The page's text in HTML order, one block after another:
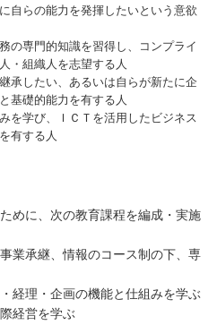
自らの能力を発揮したいという意欲
の専門的知識を習得し、コンプライ
・組織人を志望する人
承したい、あるいは自らが新たに企
基礎的能力を有する人
を学び、ＩＣＴを活用したビジネス
有する人
めに、次の教育課程を編成・実施
業承継、情報のコース制の下、専
経理・企画の機能と仕組みを学ぶ
経営を学ぶ